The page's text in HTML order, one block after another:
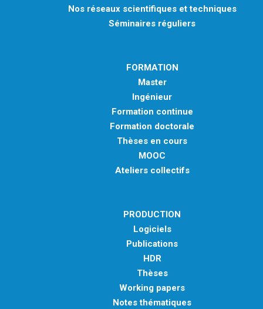
Nos réseaux scientifiques et techniques
Séminaires réguliers
FORMATION
Master
Ingénieur
Formation continue
Formation doctorale
Thèses en cours
MOOC
Ateliers collectifs
PRODUCTION
Logiciels
Publications
HDR
Thèses
Working papers
Notes thématiques